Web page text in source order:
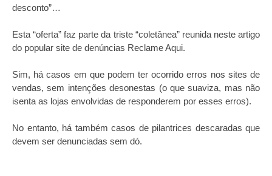
desconto”…
Esta “oferta” faz parte da triste “coletânea” reunida neste artigo
do popular site de denúncias Reclame Aqui.
Sim, há casos em que podem ter ocorrido erros nos sites de
vendas, sem intenções desonestas (o que suaviza, mas não
isenta as lojas envolvidas de responderem por esses erros).
No entanto, há também casos de pilantrices descaradas que
devem ser denunciadas sem dó.